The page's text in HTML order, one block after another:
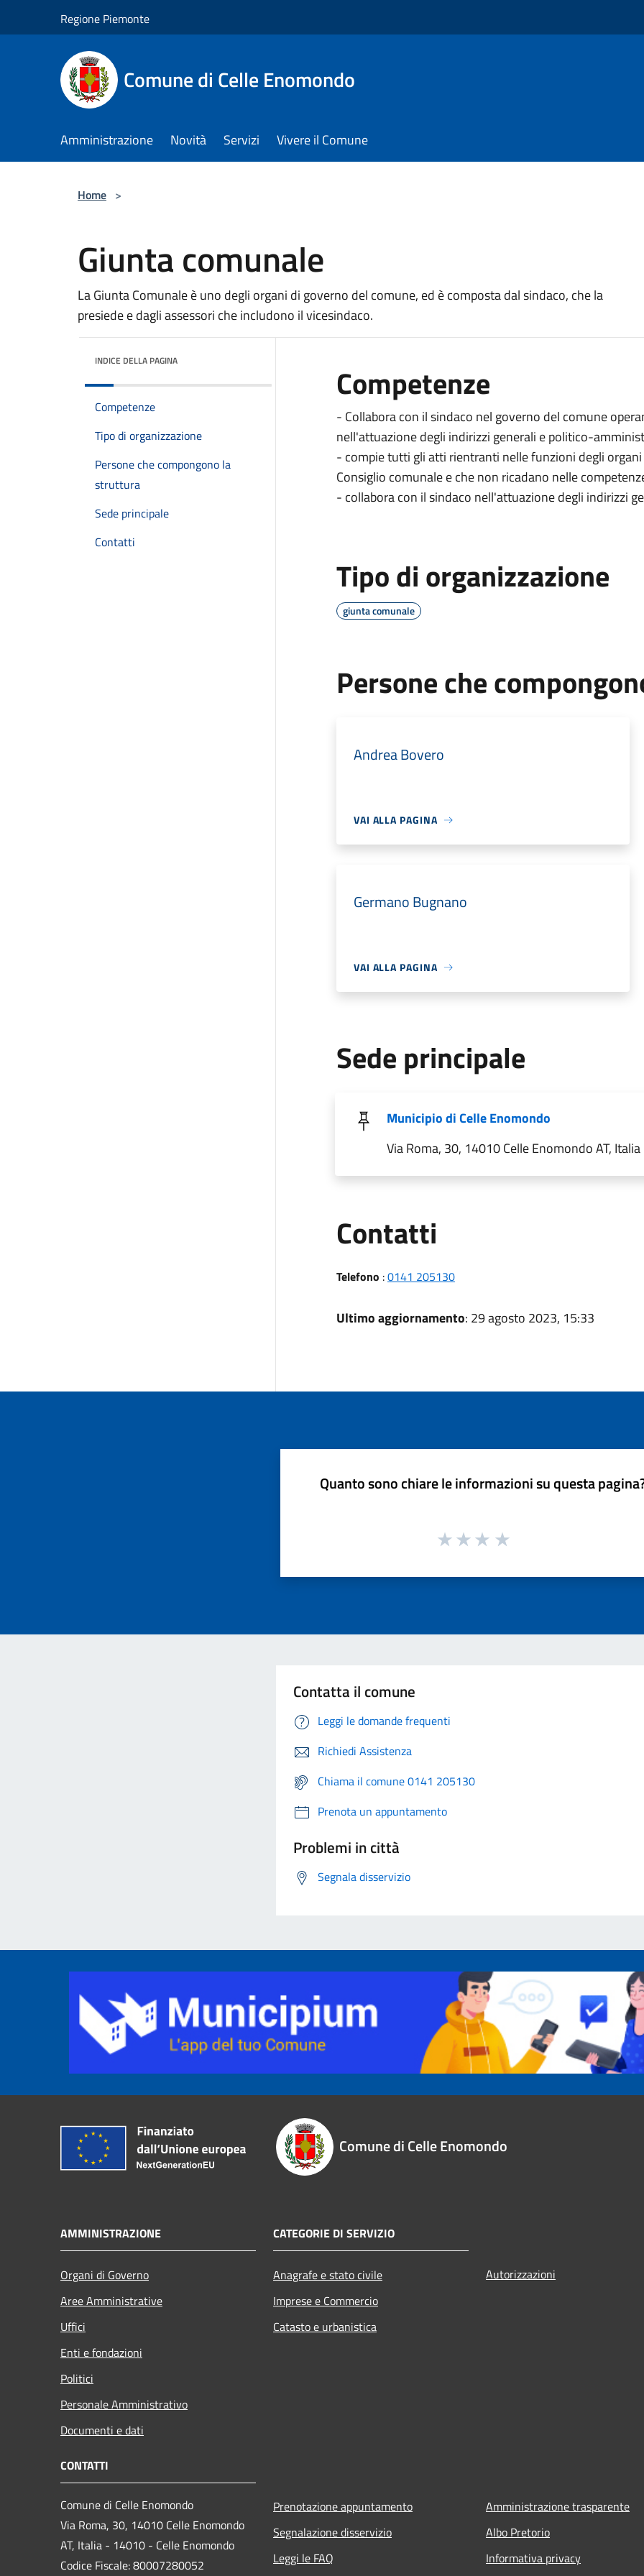
Regione Piemonte
Comune di Celle Enomondo
Amministrazione Novità Servizi Vivere il Comune
Home >
Giunta comunale
La Giunta Comunale è uno degli organi di governo del comune, ed è composta dal sindaco, che la
presiede e dagli assessori che includono il vicesindaco.
INDICE DELLA PAGINA
Competenze
Tipo di organizzazione
Persone che compongono la
struttura
Sede principale
Contatti
Competenze
- Collabora con il sindaco nel governo del comune
nell'attuazione degli indirizzi generali e politico-
- compie tutti gli atti rientranti nelle funzioni degli
Consiglio comunale e che non ricadano nelle
- collabora con il sindaco nell'attuazione degli indirizzi
Tipo di organizzazione
giunta comunale
Persone che
Andrea Bovero
VAI ALLA PAGINA
Germano Bugnano
VAI ALLA PAGINA
Sede principale
Municipio di Celle Enomondo
Via Roma, 30, 14010 Celle Enomondo AT, Italia
Contatti
Telefono :0141 205130
Ultimo aggiornamento: 29 agosto 2023, 15:33
Quanto sono chiare le informazioni su questa
Contatta il comune
Leggi le domande frequenti
Richiedi Assistenza
Chiama il comune 0141 205130
Prenota un appuntamento
Problemi in città
Segnala disservizio
Comune di Celle Enomondo
AMMINISTRAZIONE
Organi di Governo
Aree Amministrative
Uffici
Enti e fondazioni
Politici
Personale Amministrativo
Documenti e dati
CATEGORIE DI SERVIZIO
Anagrafe e stato civile
Imprese e Commercio
Catasto e urbanistica
Autorizzazioni
CONTATTI
Comune di Celle Enomondo
Via Roma, 30, 14010 Celle Enomondo
AT, Italia - 14010 - Celle Enomondo
Codice Fiscale: 80007280052
Prenotazione appuntamento
Segnalazione disservizio
Leggi le FAQ
Amministrazione trasparente
Albo Pretorio
Informativa privacy